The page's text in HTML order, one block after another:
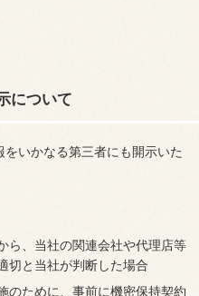
について
いかなる第三者にも開示いた
ら、当社の関連会社や代理店等
切と当社が判断した場合
のために、事前に機密保持契約